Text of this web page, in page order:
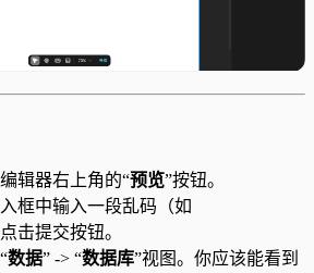
辑器右上角的“预览”按钮。
框中输入一段乱码（如
击提交按钮。
数据” -> “数据库”视图。你应该能看到